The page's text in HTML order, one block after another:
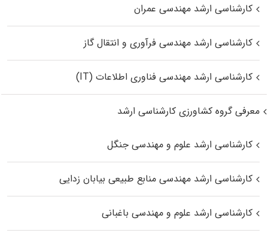
کارشناسی ارشد مهندسی عمران
کارشناسی ارشد مهندسی فرآوری و انتقال گاز
کارشناسی ارشد مهندسی فناوری اطلاعات (IT)
معرفی گروه کشاورزی کارشناسی ارشد
کارشناسی ارشد علوم و مهندسی جنگل
کارشناسی ارشد مهندسی منابع طبیعی بیابان زدایی
کارشناسی ارشد علوم و مهندسی باغبانی